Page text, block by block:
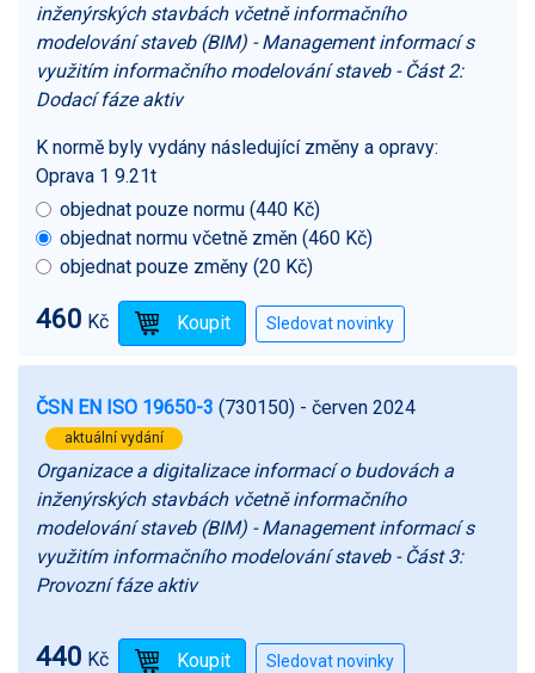
inženýrských stavbách včetně informačního
modelování staveb (BIM) - Management informací s
využitím informačního modelování staveb - Část 2:
Dodací fáze aktiv
K normě byly vydány následující změny a opravy:
Oprava 1 9.21t
objednat pouze normu (440 Kč)
objednat normu včetně změn (460 Kč)
objednat pouze změny (20 Kč)
460 Kč
ČSN EN ISO 19650-3 (730150) - červen 2024
aktuální vydání
Organizace a digitalizace informací o budovách a
inženýrských stavbách včetně informačního
modelování staveb (BIM) - Management informací s
využitím informačního modelování staveb - Část 3:
Provozní fáze aktiv
440 Kč